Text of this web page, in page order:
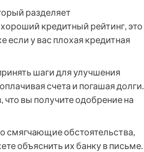
разделяет
кредитный рейтинг, это
у вас плохая кредитная
шаги для улучшения
счета и погашая долги.
вы получите одобрение на
смягчающие обстоятельства,
объяснить их банку в письме.